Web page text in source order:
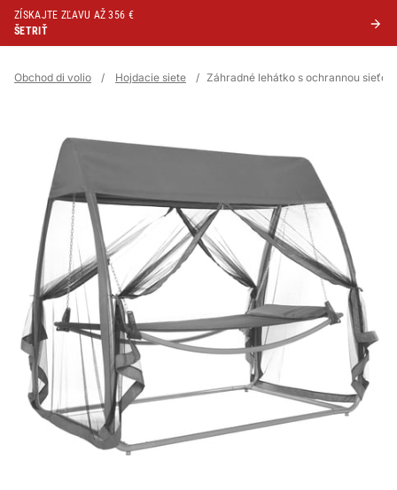
ZÍSKAJTE ZĽAVU AŽ 356 €
ŠETRIŤ
Obchod di volio / Hojdacie siete / Záhradné lehátko s ochrannou sieťou